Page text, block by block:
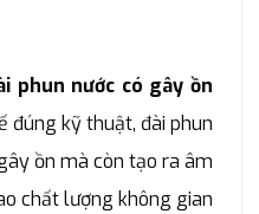
phun nước có gây ồn
đúng kỹ thuật, đài phun
ồn mà còn tạo ra âm
chất lượng không gian